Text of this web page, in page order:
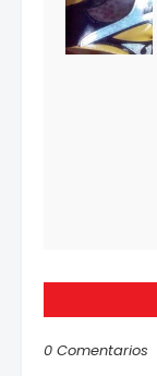
0 Comentarios